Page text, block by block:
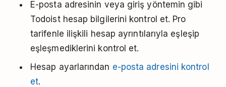
E-posta adresinin veya giriş yöntemin gibi
Todoist hesap bilgilerini kontrol et. Pro
tarifenle ilişkili hesap ayrıntılarıyla eşleşip
eşleşmediklerini kontrol et.
Hesap ayarlarından e-posta adresini kontrol
et.